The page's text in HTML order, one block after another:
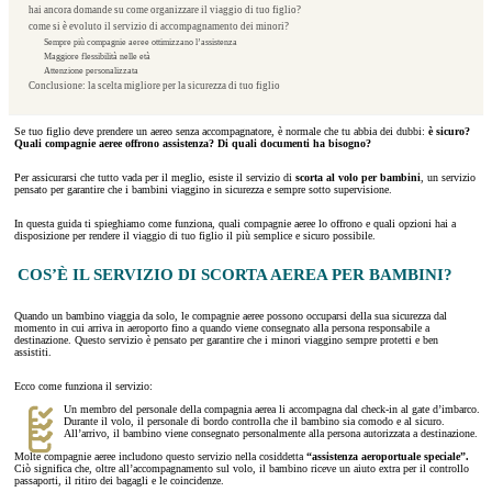
hai ancora domande su come organizzare il viaggio di tuo figlio?
come si è evoluto il servizio di accompagnamento dei minori?
Sempre più compagnie aeree ottimizzano l’assistenza
Maggiore flessibilità nelle età
Attenzione personalizzata
Conclusione: la scelta migliore per la sicurezza di tuo figlio
Se tuo figlio deve prendere un aereo senza accompagnatore, è normale che tu abbia dei dubbi: è sicuro?
Quali compagnie aeree offrono assistenza? Di quali documenti ha bisogno?
Per assicurarsi che tutto vada per il meglio, esiste il servizio di scorta al volo per bambini , un servizio
pensato per garantire che i bambini viaggino in sicurezza e sempre sotto supervisione.
In questa guida ti spieghiamo come funziona, quali compagnie aeree lo offrono e quali opzioni hai a
disposizione per rendere il viaggio di tuo figlio il più semplice e sicuro possibile.
COS’È IL SERVIZIO DI SCORTA AEREA PER BAMBINI?
Quando un bambino viaggia da solo, le compagnie aeree possono occuparsi della sua sicurezza dal
momento in cui arriva in aeroporto fino a quando viene consegnato alla persona responsabile a
destinazione. Questo servizio è pensato per garantire che i minori viaggino sempre protetti e ben
assistiti.
Ecco come funziona il servizio:
Un membro del personale della compagnia aerea li accompagna dal check-in al gate d’imbarco.
Durante il volo, il personale di bordo controlla che il bambino sia comodo e al sicuro.
All’arrivo, il bambino viene consegnato personalmente alla persona autorizzata a destinazione.
Molte compagnie aeree includono questo servizio nella cosiddetta “assistenza aeroportuale speciale”.
Ciò significa che, oltre all’accompagnamento sul volo, il bambino riceve un aiuto extra per il controllo
passaporti, il ritiro dei bagagli e le coincidenze.